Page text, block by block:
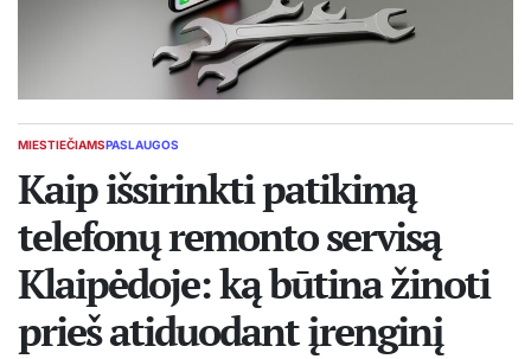
POSTED
MIESTIEČIAMSPASLAUGOS
Kaip išsirinkti patikimą
telefonų remonto servisą
Klaipėdoje: ką būtina žinoti
prieš atiduodant įrenginį